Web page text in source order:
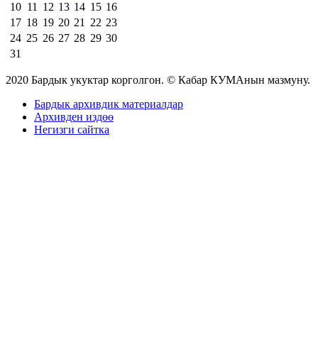
10 11 12 13 14 15 16
17 18 19 20 21 22 23
24 25 26 27 28 29 30
31
2020 Бардык укуктар корголгон. © Кабар КУМАнын мазмуну.
Бардык архивдик материалдар
Архивден издөө
Негизги сайтка